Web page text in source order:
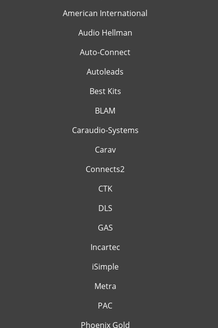
American International
Audio Hellman
Auto-Connect
Autoleads
Best Kits
BLAM
Caraudio-Systems
Carav
Connects2
CTK
DLS
GAS
Incartec
iSimple
Metra
PAC
Phoenix Gold